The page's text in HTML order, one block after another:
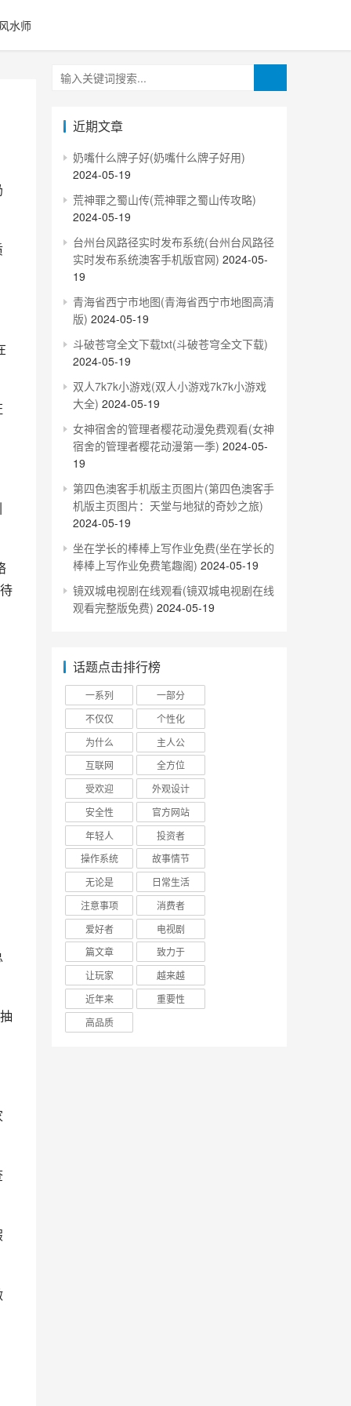
水师
近期文章
奶嘴什么牌子好(奶嘴什么牌子好用)
2024-05-19
荒神罪之蜀山传(荒神罪之蜀山传攻略)
2024-05-19
台州台风路径实时发布系统(台州台风路径
实时发布系统澳客手机版官网) 2024-05-
19
青海省西宁市地图(青海省西宁市地图高清
版) 2024-05-19
斗破苍穹全文下载txt(斗破苍穹全文下载)
2024-05-19
双人7k7k小游戏(双人小游戏7k7k小游戏
大全) 2024-05-19
女神宿舍的管理者樱花动漫免费观看(女神
宿舍的管理者樱花动漫第一季) 2024-05-
19
第四色澳客手机版主页图片(第四色澳客手
机版主页图片：天堂与地狱的奇妙之旅)
2024-05-19
坐在学长的棒棒上写作业免费(坐在学长的
棒棒上写作业免费笔趣阁) 2024-05-19
镜双城电视剧在线观看(镜双城电视剧在线
观看完整版免费) 2024-05-19
话题点击排行榜
一系列
一部分
不仅仅
个性化
为什么
主人公
互联网
全方位
受欢迎
外观设计
安全性
官方网站
年轻人
投资者
操作系统
故事情节
无论是
日常生活
注意事项
消费者
爱好者
电视剧
篇文章
致力于
让玩家
越来越
近年来
重要性
高品质